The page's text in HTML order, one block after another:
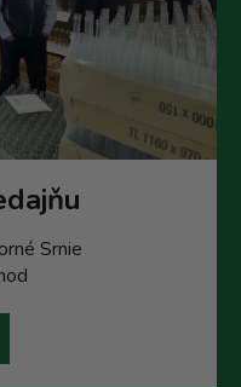
Srnie